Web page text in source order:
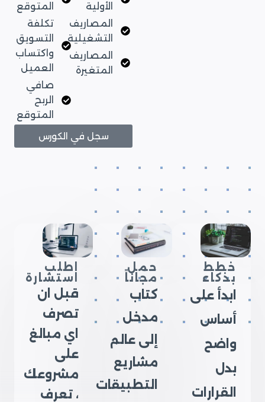
الأولية
المصاريف
التشغيلية
المصاريف
المتغيرة
المتوقع
تكلفة
التسويق
واكتساب
العميل
صافي
الربح
المتوقع
سجل في الكورس
خطط
بذكاء
ابدأ على
أساس
واضح
بدل
القرارات
حمل
مجاناً
كتاب
مدخل
إلى عالم
مشاريع
التطبيقات
اطلب
استشارة
قبل ان
تصرف
اي مبالغ
على
مشروعك
، تعرف